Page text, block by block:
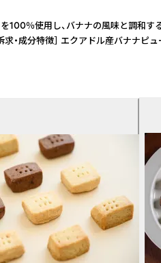
使用し、バナナの風味と調
特徴］ エクアドル産バナ